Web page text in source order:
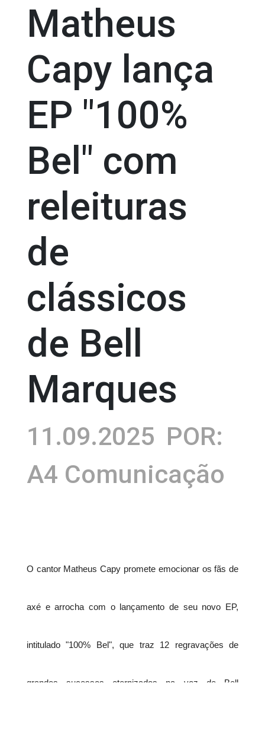
Matheus
Capy lança
EP "100%
Bel" com
releituras
de
clássicos
de Bell
Marques
11.09.2025 POR:
A4 Comunicação
O cantor Matheus Capy promete emocionar os fãs de
axé e arrocha com o lançamento de seu novo EP,
intitulado "100% Bel", que traz 12 regravações de
grandes sucessos eternizados na voz de Bell